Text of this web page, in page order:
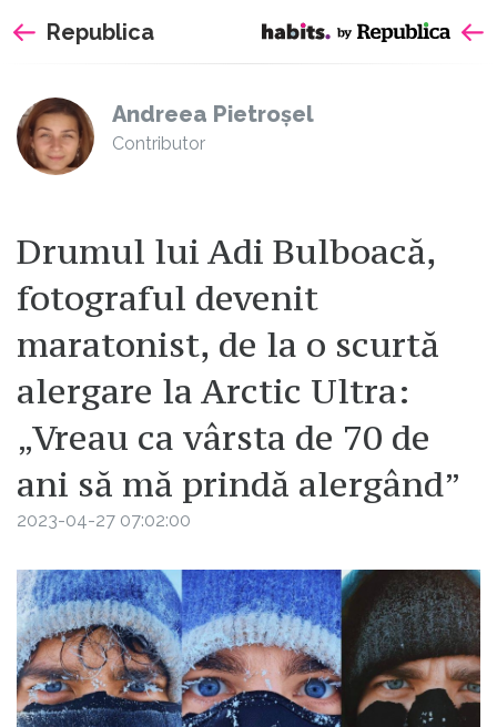
Republica
Andreea Pietroșel
Contributor
Drumul lui Adi Bulboacă,
fotograful devenit
maratonist, de la o scurtă
alergare la Arctic Ultra:
„Vreau ca vârsta de 70 de
ani să mă prindă alergând”
2023-04-27 07:02:00